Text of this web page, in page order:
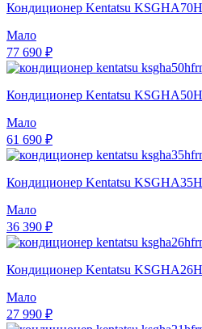
Кондиционер Kentatsu
Мало
77 690 ₽
Кондиционер Kentatsu
Мало
61 690 ₽
Кондиционер Kentatsu
Мало
36 390 ₽
Кондиционер Kentatsu
Мало
27 990 ₽